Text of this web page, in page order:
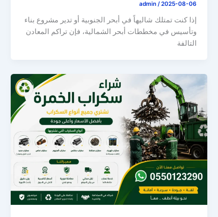
admin /2025-08-06
إذا كنت تمتلك شاليهاً في أبحر الجنوبية أو تدير مشروع بناء
وتأسيس في مخططات أبحر الشمالية، فإن تراكم المعادن
التالفة